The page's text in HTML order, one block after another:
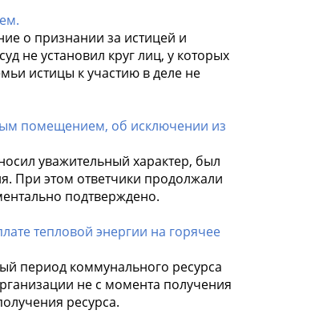
о признании за истицей и
не установил круг лиц, у которых
истицы к участию в деле не
помещением, об исключении из
уважительный характер, был
При этом ответчики продолжали
подтверждено.
тепловой энергии на горячее
период коммунального ресурса
не с момента получения
ресурса.